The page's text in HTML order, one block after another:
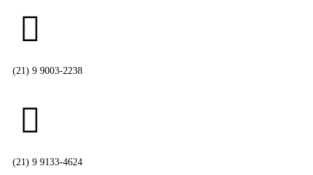
(21) 9 9003-2238
(21) 9 9133-4624